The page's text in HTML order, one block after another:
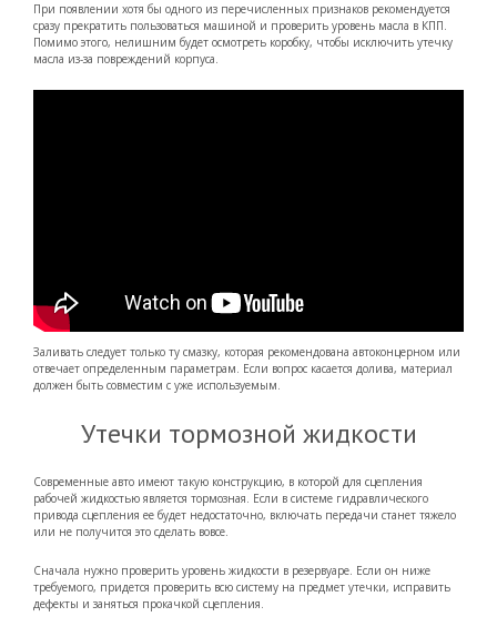
При появлении хотя бы одного из перечисленных признаков рекомендуется
сразу прекратить пользоваться машиной и проверить уровень масла в КПП.
Помимо этого, нелишним будет осмотреть коробку, чтобы исключить утечку
масла из-за повреждений корпуса.
Заливать следует только ту смазку, которая рекомендована автоконцерном или
отвечает определенным параметрам. Если вопрос касается долива, материал
должен быть совместим с уже используемым.
Утечки тормозной жидкости
Современные авто имеют такую конструкцию, в которой для сцепления
рабочей жидкостью является тормозная. Если в системе гидравлического
привода сцепления ее будет недостаточно, включать передачи станет тяжело
или не получится это сделать вовсе.
Сначала нужно проверить уровень жидкости в резервуаре. Если он ниже
требуемого, придется проверить всю систему на предмет утечки, исправить
дефекты и заняться прокачкой сцепления.